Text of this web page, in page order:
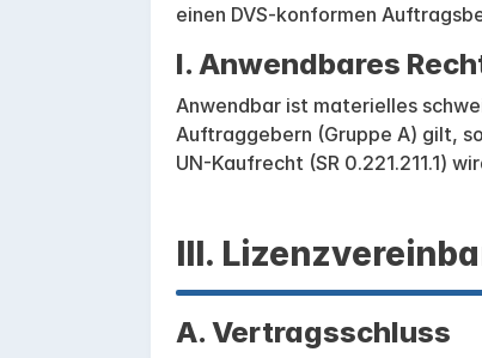
einen DVS-konformen
I. Anwendbares
Anwendbar ist materielles
Auftraggebern (Gruppe A) gilt,
UN-Kaufrecht (SR 0.221.211.1)
III.
A. Vertragsschluss